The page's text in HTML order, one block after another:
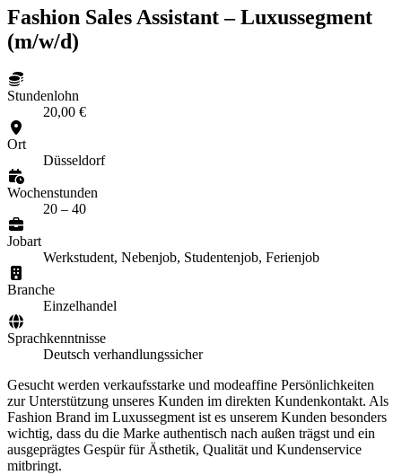
Fashion Sales Assistant – Luxussegment
(m/w/d)
Stundenlohn
20,00 €
Ort
Düsseldorf
Wochenstunden
20 – 40
Jobart
Werkstudent, Nebenjob, Studentenjob, Ferienjob
Branche
Einzelhandel
Sprachkenntnisse
Deutsch verhandlungssicher
Gesucht werden verkaufsstarke und modeaffine Persönlichkeiten
zur Unterstützung unseres Kunden im direkten Kundenkontakt. Als
Fashion Brand im Luxussegment ist es unserem Kunden besonders
wichtig, dass du die Marke authentisch nach außen trägst und ein
ausgeprägtes Gespür für Ästhetik, Qualität und Kundenservice
mitbringt.